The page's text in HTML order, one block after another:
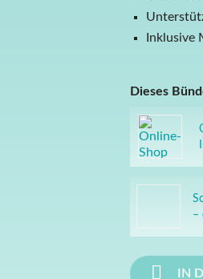
Inklusive
Dieses
–
 IN